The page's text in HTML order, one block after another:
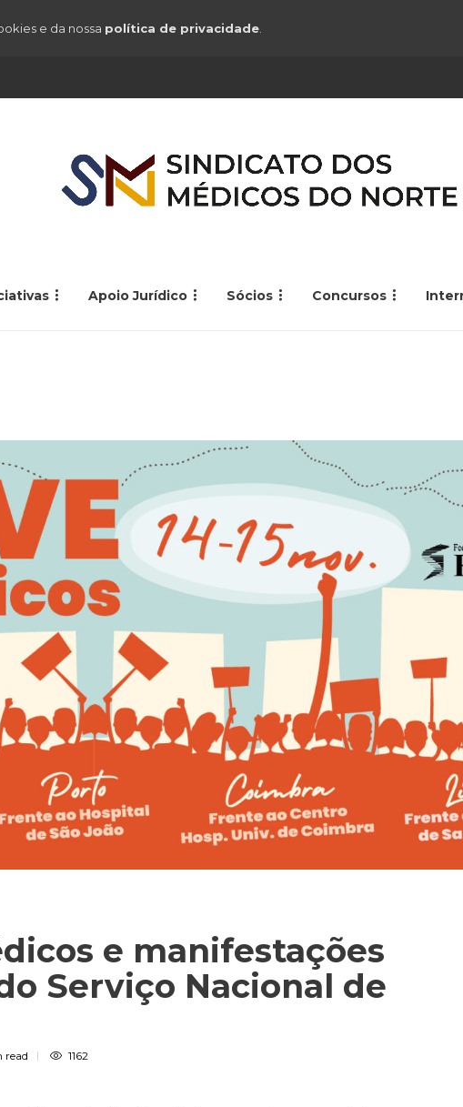
e da nossa política de privacidade
Apoio Jurídico Sócios Concursos
e manifestações
Serviço Nacional de
read 1162